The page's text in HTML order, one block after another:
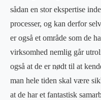
sådan en stor ekspertise
processer, og kan derfor
er også et område som de
virksomhed nemlig går
også at de er nødt til at
man hele tiden skal være
at de har et fantastisk